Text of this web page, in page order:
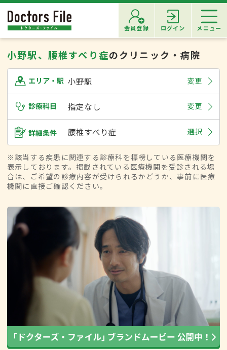
会員登録 ログイン メニュー
小野駅、腰椎すべり症のクリニック・病院
エリア・駅 小野駅 変更
診療科目 指定なし 変更
詳細条件 腰椎すべり症 選択
※該当する疾患に関連する診療科を標榜している医療機関を
表示しております。掲載されている医療機関を受診される場
合は、ご希望の診療内容が受けられるかどうか、事前に医療
機関に直接ご確認ください。